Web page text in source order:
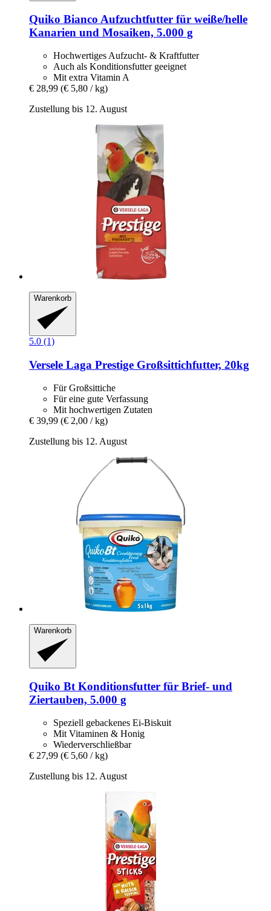
Quiko Bianco Aufzuchtfutter für weiße/helle
Kanarien und Mosaiken, 5.000 g
Hochwertiges Aufzucht- & Kraftfutter
Auch als Konditionsfutter geeignet
Mit extra Vitamin A
€ 28,99 (€ 5,80 / kg)
Zustellung bis 12. August
Warenkorb
5.0 (1)
Versele Laga Prestige Großsittichfutter, 20kg
Für Großsittiche
Für eine gute Verfassung
Mit hochwertigen Zutaten
€ 39,99 (€ 2,00 / kg)
Zustellung bis 12. August
Warenkorb
Quiko Bt Konditionsfutter für Brief-​ und
Ziertauben, 5.000 g
Speziell gebackenes Ei-Biskuit
Mit Vitaminen & Honig
Wiederverschließbar
€ 27,99 (€ 5,60 / kg)
Zustellung bis 12. August